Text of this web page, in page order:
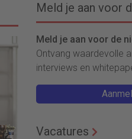
Meld je aan voor
Meld je aan voor de
Ontvang waardevolle
interviews en
Vacatures